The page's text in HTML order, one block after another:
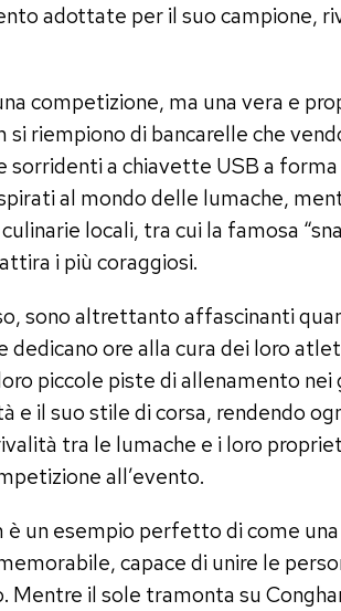
adottate per il suo campione,
competizione, ma una vera e
riempiono di bancarelle che
a chiavette USB a forma
al mondo delle lumache,
locali, tra cui la famosa
i più coraggiosi.
sono altrettanto affascinanti
dedicano ore alla cura dei loro
piccole piste di allenamento nei
e il suo stile di corsa, rendendo
tra le lumache e i loro
all’evento.
è un esempio perfetto di come
capace di unire le
Mentre il sole tramonta su